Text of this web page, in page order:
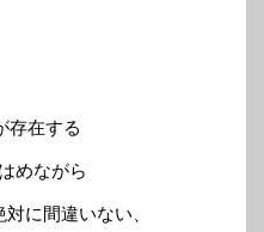
存在する
めながら
に間違いない、